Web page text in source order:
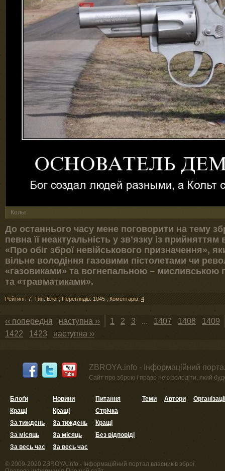
Кольт
До останнього часу мене поговорити на тему
певна її неактуальність у зв’язку із
«Про обіг зброї невійськового призначення»,
вільне володіння газовими пістолетами чи
«газовиками» та вогнепальною –
та «травматиками».
Рейтинг: 7 Тип: Блоґ Переглядів: 1045 Коментарів: 4
‹‹ попередня наступна ›› 1 2 3 ... 1407 1408
1409
1422
1423 наступна ››
ZBROYA.info - Інформаційний
Сайт про зброю і право нею володіти, який
Блоґи
Кращі
За тиждень
За місяць
За весь час
Новини
Кращі
За тиждень
За місяць
За весь час
Питання
Стрічка
Кращі
Без відповіді
Теми Автори
© 2009-2020 ZBROYA.info - Інформаційний портал власників зброї